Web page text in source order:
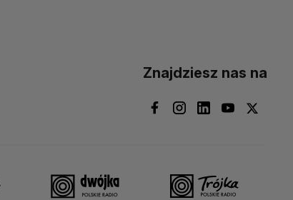
Znajdziesz nas na